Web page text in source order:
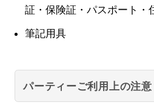
証・保険証・パスポート・
筆記用具
パーティーご利用上の注意